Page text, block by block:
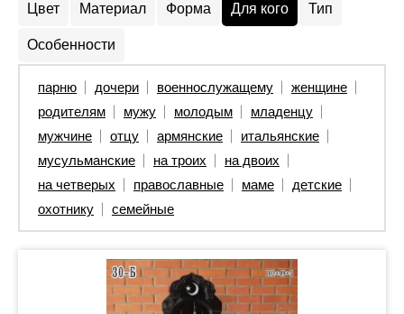
Цвет Материал Форма Для кого Тип
Особенности
парню дочери военнослужащему
женщине
родителям
мужу молодым
младенцу
мужчине
отцу армянские
итальянские
мусульманские
на троих
на двоих
на четверых
православные маме
детские
охотнику
семейные